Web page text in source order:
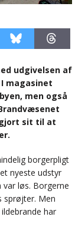
udgivelsen af
magasinet
men også
sit til at
borgerpligt
nyeste udstyr
løs. Borgerne
sprøjter. Men
har